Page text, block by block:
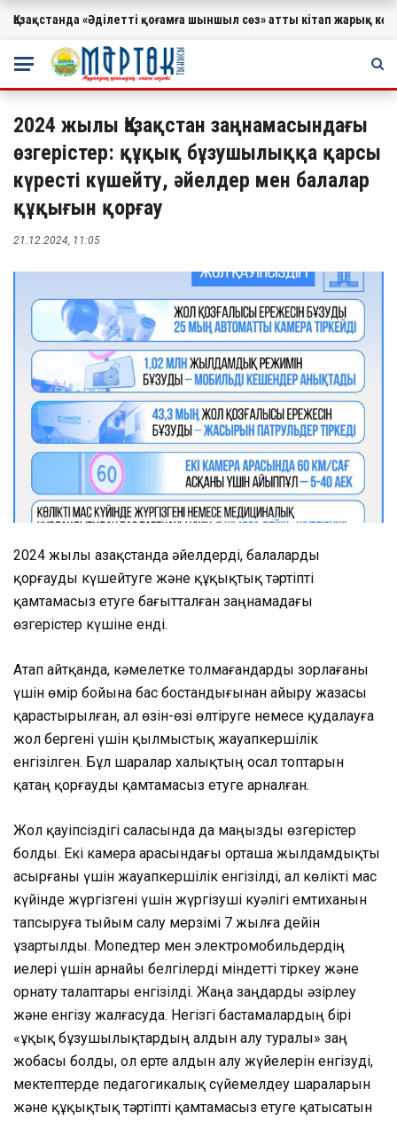
МАҢЫЗДЫ
Қазақстанда «Әділетті қоғамға шыншыл сөз» атты кітап жарық
2024 жылы Қазақстан заңнамасындағы
өзгерістер: құқық бұзушылыққа қарсы
күресті күшейту, әйелдер мен балалар
құқығын қорғау
21.12.2024, 11:05
2024 жылы Қазақстанда әйелдерді, балаларды
қорғауды күшейтуге және құқықтық тәртіпті
қамтамасыз етуге бағытталған заңнамадағы
өзгерістер күшіне енді.
Атап айтқанда, кәмелетке толмағандарды зорлағаны
үшін өмір бойына бас бостандығынан айыру жазасы
қарастырылған, ал өзін-өзі өлтіруге немесе қудалауға
жол бергені үшін қылмыстық жауапкершілік
енгізілген. Бұл шаралар халықтың осал топтарын
қатаң қорғауды қамтамасыз етуге арналған.
Жол қауіпсіздігі саласында да маңызды өзгерістер
болды. Екі камера арасындағы орташа жылдамдықты
асырғаны үшін жауапкершілік енгізілді, ал көлікті мас
күйінде жүргізгені үшін жүргізуші куәлігі емтиханын
тапсыруға тыйым салу мерзімі 7 жылға дейін
ұзартылды. Мопедтер мен электромобильдердің
иелері үшін арнайы белгілерді міндетті тіркеу және
орнату талаптары енгізілді. Жаңа заңдарды әзірлеу
және енгізу жалғасуда. Негізгі бастамалардың бірі
«Құқық бұзушылықтардың алдын алу туралы» заң
жобасы болды, ол ерте алдын алу жүйелерін енгізуді,
мектептерде педагогикалық сүйемелдеу шараларын
және құқықтық тәртіпті қамтамасыз етуге қатысатын